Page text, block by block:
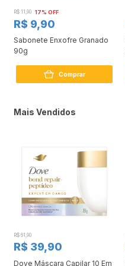
R$ 11,90 17% OFF
R$ 9,90
Sabonete Enxofre Granado
90g
Comprar
Mais Vendidos
R$ 61,90
R$ 39,90
Dove Máscara Capilar 10 Em